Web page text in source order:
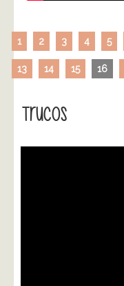
1 2 3 4 5
13 14 15 16
Trucos